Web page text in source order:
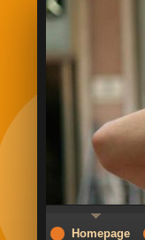
Homepage